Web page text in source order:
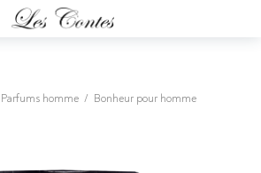
Parfums homme / Bonheur pour homme